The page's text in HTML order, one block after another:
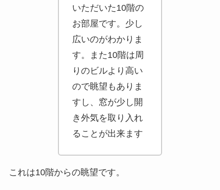
がわかります。
また10階は周り
のビルより高い
ので眺望もあり
ますし、窓が少
し開き外気を取
り入れることが
出来ます
これは10階からの眺望です。